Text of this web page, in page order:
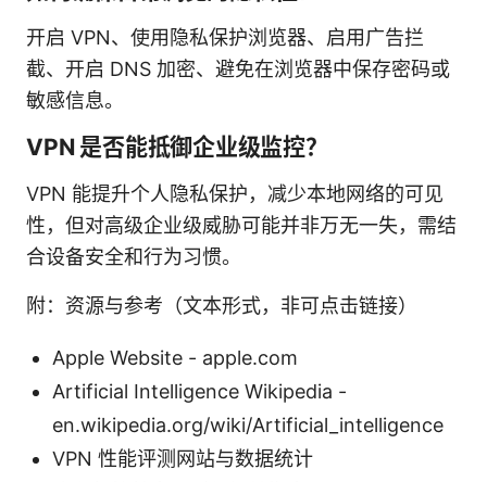
开启 VPN、使用隐私保护浏览器、启用广告拦
截、开启 DNS 加密、避免在浏览器中保存密码或
敏感信息。
VPN 是否能抵御企业级监控？
VPN 能提升个人隐私保护，减少本地网络的可见
性，但对高级企业级威胁可能并非万无一失，需结
合设备安全和行为习惯。
附：资源与参考（文本形式，非可点击链接）
Apple Website - apple.com
Artificial Intelligence Wikipedia -
en.wikipedia.org/wiki/Artificial_intelligence
VPN 性能评测网站与数据统计